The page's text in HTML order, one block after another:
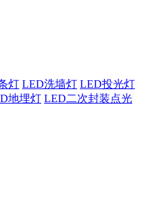
灯 LED洗墙灯 LED投光灯
地埋灯 LED二次封装点光